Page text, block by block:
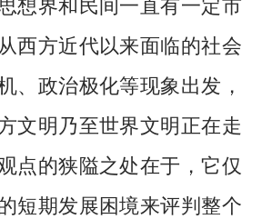
西方近代以来面临的社会
、政治极化等现象出发，
文明乃至世界文明正在走
点的狭隘之处在于，它仅
短期发展困境来评判整个